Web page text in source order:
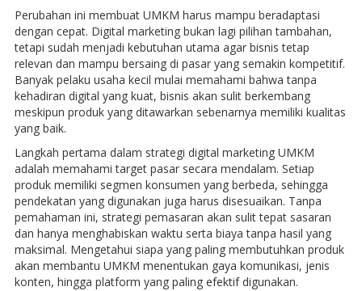
Perubahan ini membuat UMKM harus mampu beradaptasi
dengan cepat. Digital marketing bukan lagi pilihan tambahan,
tetapi sudah menjadi kebutuhan utama agar bisnis tetap
relevan dan mampu bersaing di pasar yang semakin kompetitif.
Banyak pelaku usaha kecil mulai memahami bahwa tanpa
kehadiran digital yang kuat, bisnis akan sulit berkembang
meskipun produk yang ditawarkan sebenarnya memiliki kualitas
yang baik.
Langkah pertama dalam strategi digital marketing UMKM
adalah memahami target pasar secara mendalam. Setiap
produk memiliki segmen konsumen yang berbeda, sehingga
pendekatan yang digunakan juga harus disesuaikan. Tanpa
pemahaman ini, strategi pemasaran akan sulit tepat sasaran
dan hanya menghabiskan waktu serta biaya tanpa hasil yang
maksimal. Mengetahui siapa yang paling membutuhkan produk
akan membantu UMKM menentukan gaya komunikasi, jenis
konten, hingga platform yang paling efektif digunakan.